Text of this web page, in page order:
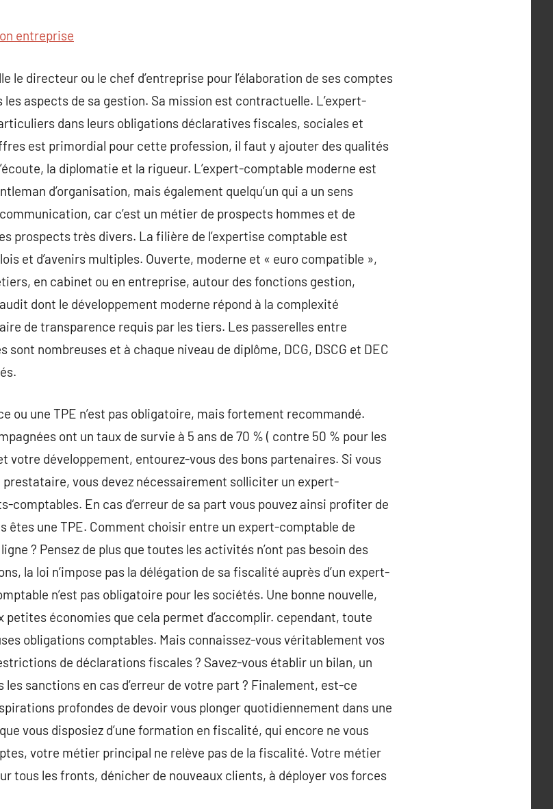
entreprise
le directeur ou le chef d’entreprise pour l’élaboration de ses comptes
aspects de sa gestion. Sa mission est contractuelle. L’expert-
dans leurs obligations déclaratives fiscales, sociales et
est primordial pour cette profession, il faut y ajouter des qualités
la diplomatie et la rigueur. L’expert-comptable moderne est
d’organisation, mais également quelqu’un qui a un sens
car c’est un métier de prospects hommes et de
prospects très divers. La filière de l’expertise comptable est
et d’avenirs multiples. Ouverte, moderne et « euro compatible »,
en cabinet ou en entreprise, autour des fonctions gestion,
dont le développement moderne répond à la complexité
de transparence requis par les tiers. Les passerelles entre
nombreuses et à chaque niveau de diplôme, DCG, DSCG et DEC
ou une TPE n’est pas obligatoire, mais fortement recommandé.
ont un taux de survie à 5 ans de 70 % ( contre 50 % pour les
votre développement, entourez-vous des bons partenaires. Si vous
vous devez nécessairement solliciter un expert-
comptables. En cas d’erreur de sa part vous pouvez ainsi profiter de
êtes une TPE. Comment choisir entre un expert-comptable de
? Pensez de plus que toutes les activités n’ont pas besoin des
la loi n’impose pas la délégation de sa fiscalité auprès d’un expert-
n’est pas obligatoire pour les sociétés. Une bonne nouvelle,
petites économies que cela permet d’accomplir. cependant, toute
obligations comptables. Mais connaissez-vous véritablement vos
de déclarations fiscales ? Savez-vous établir un bilan, un
sanctions en cas d’erreur de votre part ? Finalement, est-ce
profondes de devoir vous plonger quotidiennement dans une
vous disposiez d’une formation en fiscalité, qui encore ne vous
votre métier principal ne relève pas de la fiscalité. Votre métier
tous les fronts, dénicher de nouveaux clients, à déployer vos forces